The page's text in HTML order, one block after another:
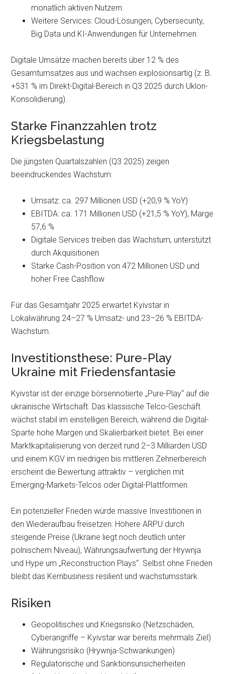
monatlich aktiven Nutzern.
Weitere Services: Cloud-Lösungen, Cybersecurity,
Big Data und KI-Anwendungen für Unternehmen.
Digitale Umsätze machen bereits über 12 % des
Gesamtumsatzes aus und wachsen explosionsartig (z. B.
+531 % im Direkt-Digital-Bereich in Q3 2025 durch Uklon-
Konsolidierung).
Starke Finanzzahlen trotz
Kriegsbelastung
Die jüngsten Quartalszahlen (Q3 2025) zeigen
beeindruckendes Wachstum:
Umsatz: ca. 297 Millionen USD (+20,9 % YoY)
EBITDA: ca. 171 Millionen USD (+21,5 % YoY), Marge
57,6 %
Digitale Services treiben das Wachstum, unterstützt
durch Akquisitionen
Starke Cash-Position von 472 Millionen USD und
hoher Free Cashflow
Für das Gesamtjahr 2025 erwartet Kyivstar in
Lokalwährung 24–27 % Umsatz- und 23–26 % EBITDA-
Wachstum.
Investitionsthese: Pure-Play
Ukraine mit Friedensfantasie
Kyivstar ist der einzige börsennotierte „Pure-Play“ auf die
ukrainische Wirtschaft. Das klassische Telco-Geschäft
wächst stabil im einstelligen Bereich, während die Digital-
Sparte hohe Margen und Skalierbarkeit bietet. Bei einer
Marktkapitalisierung von derzeit rund 2–3 Milliarden USD
und einem KGV im niedrigen bis mittleren Zehnerbereich
erscheint die Bewertung attraktiv – verglichen mit
Emerging-Markets-Telcos oder Digital-Plattformen.
Ein potenzieller Frieden würde massive Investitionen in
den Wiederaufbau freisetzen: Höhere ARPU durch
steigende Preise (Ukraine liegt noch deutlich unter
polnischem Niveau), Währungsaufwertung der Hrywnja
und Hype um „Reconstruction Plays“. Selbst ohne Frieden
bleibt das Kernbusiness resilient und wachstumsstark.
Risiken
Geopolitisches und Kriegsrisiko (Netzschäden,
Cyberangriffe – Kyivstar war bereits mehrmals Ziel)
Währungsrisiko (Hrywnja-Schwankungen)
Regulatorische und Sanktionsunsicherheiten